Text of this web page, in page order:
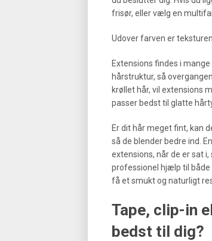
frisør, eller vælg en
Udover farven er
Extensions findes i
hårstruktur, så
krøllet hår, vil extensions
passer bedst til glatte
Er dit hår meget fint, kan
så de blender bedre ind.
extensions, når de er sat
professionel hjælp til både
få et smukt og naturligt
Tape, clip-in
bedst til dig?